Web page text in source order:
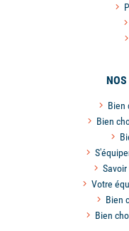
Bien
Bien
Votre
Bien
Bien